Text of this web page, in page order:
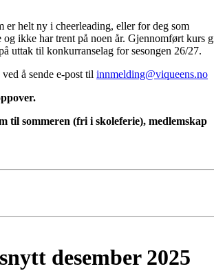
er helt ny i cheerleading, eller for deg som
og ikke har trent på noen år. Gjennomført kurs
uttak til konkurranselag for sesongen 26/27.
å sende e-post til innmelding@viqueens.no
til sommeren (fri i skoleferie), medlemskap
desember 2025